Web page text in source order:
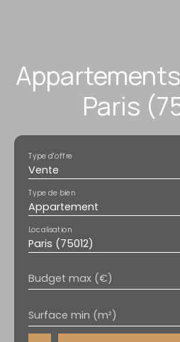
Paris
Vente
Type d'offre
Appartement
Type de bien
Paris (75012)
Localisation
Budget max (€)
Surface min (m²)